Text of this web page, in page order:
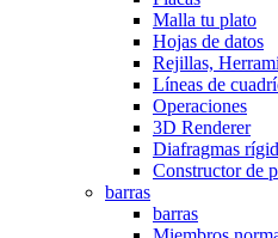
Malla tu plato
Hojas de datos
Rejillas,
Líneas de
Operaciones
3D Renderer
Diafragmas
Constructor de
barras
barras